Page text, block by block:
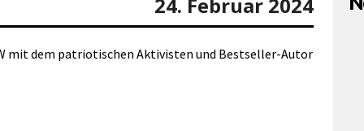
mit dem patriotischen Aktivisten und Bestseller-Autor